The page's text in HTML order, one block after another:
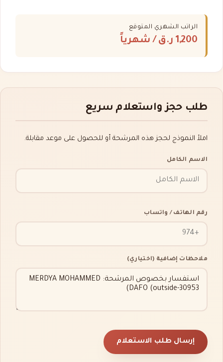
الراتب الشهري المتوقع
1,200 ر.ق / شهرياً
طلب حجز واستعلام سريع
املأ النموذج لحجز هذه المرشحة أو للحصول على موعد مقابلة.
الاسم الكامل
رقم الهاتف / واتساب
ملاحظات إضافية (اختياري)
إرسال طلب الاستعلام